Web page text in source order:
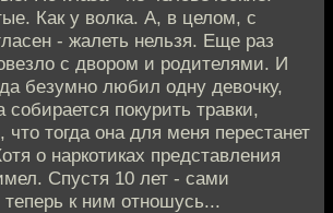
Как у волка. А, в целом, с
- жалеть нельзя. Еще раз
с двором и родителями. И
безумно любил одну девочку,
покурить травки,
что тогда она для меня перестанет
о наркотиках представления
Спустя 10 лет - сами
теперь к ним отношусь...